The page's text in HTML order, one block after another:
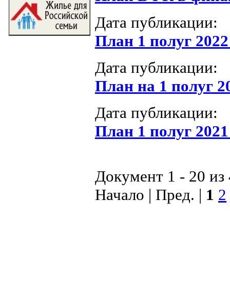
Дата публикации:
План 1 полуг
Дата публикации:
План на 1 полуг
Дата публикации:
План 1 полуг
Документ 1 - 20 из
Начало | Пред. | 1 2